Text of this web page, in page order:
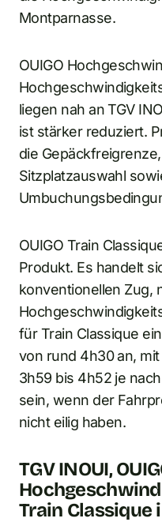
Montparnasse.
OUIGO
liegen nah an TGV
ist stärker reduziert.
die
Sitzplatzauswahl
OUIGO Train
Produkt. Es handelt
konventionellen Zug,
für Train Classique
von rund 4h30 an,
3h59 bis 4h52 je
sein, wenn der
nicht eilig haben.
TGV INOUI,
Train Classique